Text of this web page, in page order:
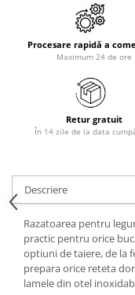
Procesare rapidă a
Maximum 24 de ore
Retur gratuit
În 14 zile de la data
Descriere
Razatoarea pentru
practic pentru orice
optiuni de taiere, de la
prepara orice reteta
lamele din otel